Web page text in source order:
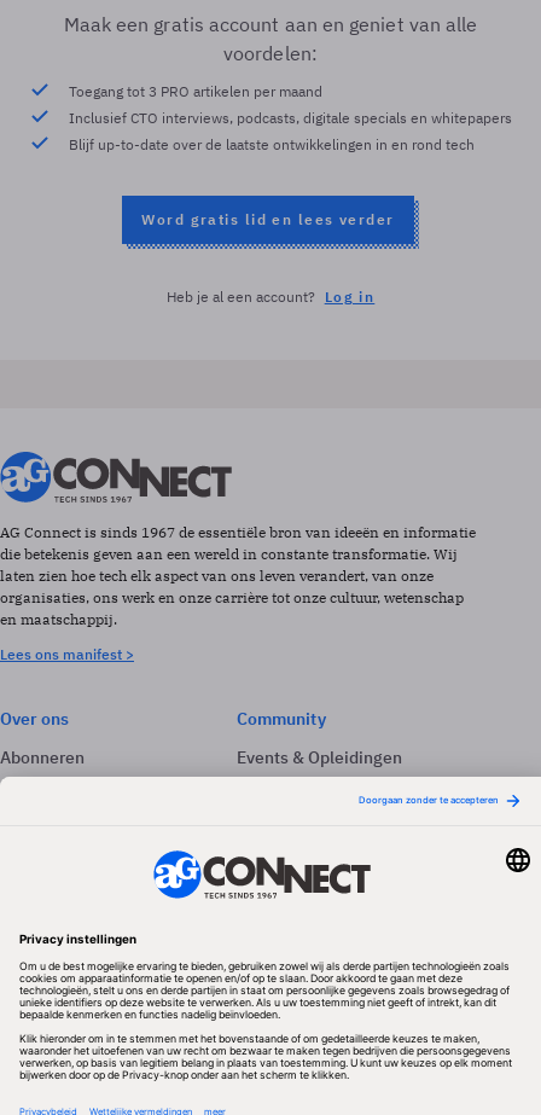
Maak een gratis account aan en geniet van alle
voordelen:
Toegang tot 3 PRO artikelen per maand
Inclusief CTO interviews, podcasts, digitale specials en whitepapers
Blijf up-to-date over de laatste ontwikkelingen in en rond tech
Word gratis lid en lees verder
Heb je al een account? Log in
AG Connect is sinds 1967 de essentiële bron van ideeën en informatie
die betekenis geven aan een wereld in constante transformatie. Wij
laten zien hoe tech elk aspect van ons leven verandert, van onze
organisaties, ons werk en onze carrière tot onze cultuur, wetenschap
en maatschappij.
Lees ons manifest >
Over ons
Abonneren
Adverteren
Community
Events & Opleidingen
Nieuwsbrieven
Volg ons
Redactionele partner